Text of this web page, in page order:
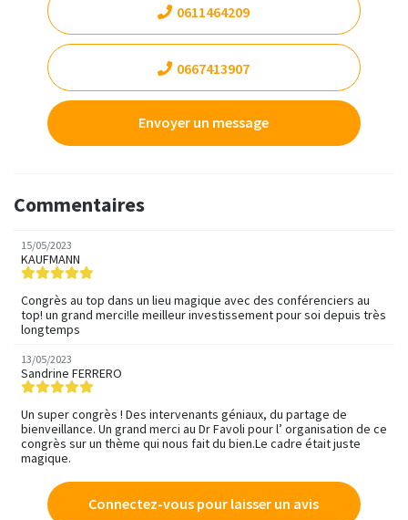
0611464209
0667413907
Envoyer un message
Commentaires
15/05/2023
KAUFMANN
Congrès au top dans un lieu magique avec des conférenciers au
top! un grand merci!le meilleur investissement pour soi depuis très
longtemps
13/05/2023
Sandrine FERRERO
Un super congrès ! Des intervenants géniaux, du partage de
bienveillance. Un grand merci au Dr Favoli pour l’ organisation de ce
congrès sur un thème qui nous fait du bien.Le cadre était juste
magique.
Connectez-vous pour laisser un avis